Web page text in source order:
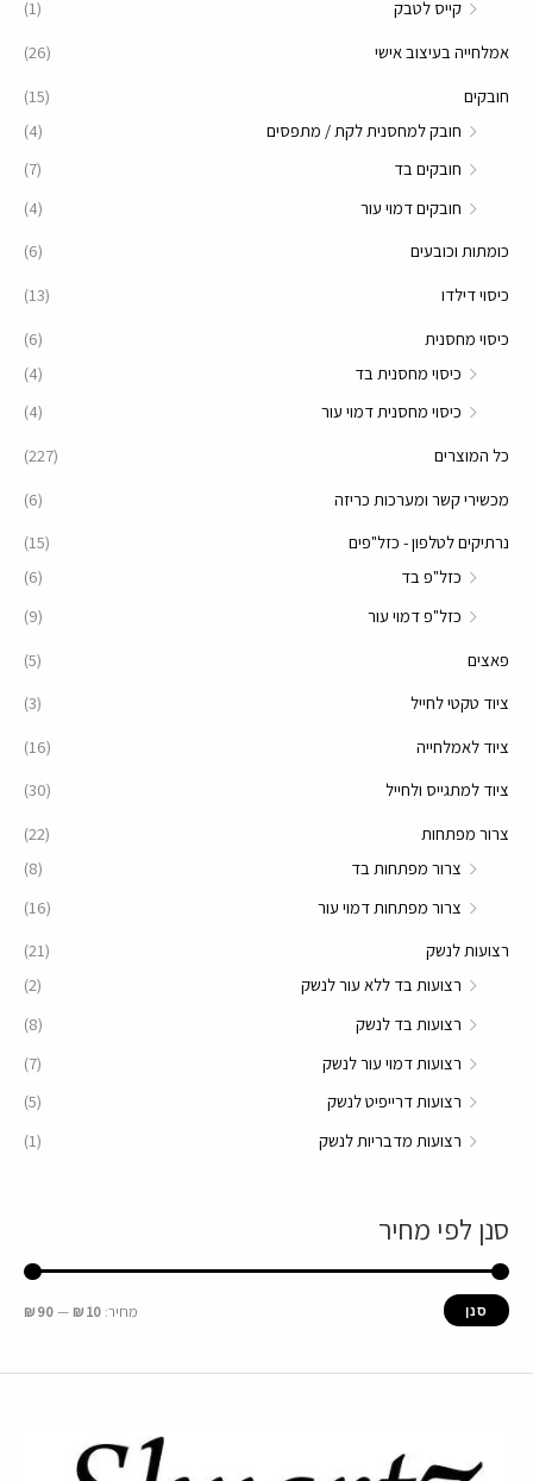
קייס לטבק
(1)
אמלחייה בעיצוב אישי
(26)
חובקים
(15)
חובק למחסנית לקת / מתפסים
(4)
חובקים בד
(7)
חובקים דמוי עור
(4)
כומתות וכובעים
(6)
כיסוי דילדו
(13)
כיסוי מחסנית
(6)
כיסוי מחסנית בד
(4)
כיסוי מחסנית דמוי עור
(4)
כל המוצרים
(227)
מכשירי קשר ומערכות כריזה
(6)
נרתיקים לטלפון - כזל"פים
(15)
כזל"פ בד
(6)
כזל"פ דמוי עור
(9)
פאצים
(5)
ציוד טקטי לחייל
(3)
ציוד לאמלחייה
(16)
ציוד למתגייס ולחייל
(30)
צרור מפתחות
(22)
צרור מפתחות בד
(8)
צרור מפתחות דמוי עור
(16)
רצועות לנשק
(21)
רצועות בד ללא עור לנשק
(2)
רצועות בד לנשק
(8)
רצועות דמוי עור לנשק
(7)
רצועות דרייפיט לנשק
(5)
רצועות מדבריות לנשק
(1)
סנן לפי מחיר
סנן מחיר: 10 ₪
—
90 ₪